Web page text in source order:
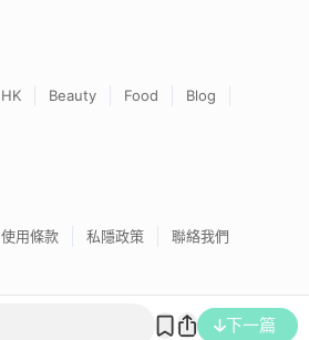
下一篇
HK Beauty Food
Blog
使用條款 私隱政策 聯絡我們